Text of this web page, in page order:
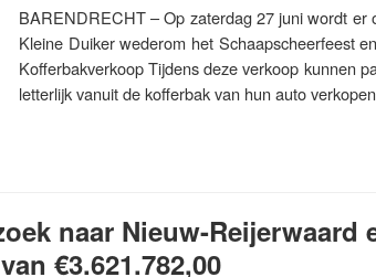
BARENDRECHT – Op zaterdag 27 juni wordt er
Kleine Duiker wederom het Schaapscheerfeest
Kofferbakverkoop Tijdens deze verkoop kunnen
letterlijk vanuit de kofferbak van hun auto
naar Nieuw-
€3.621.782,00